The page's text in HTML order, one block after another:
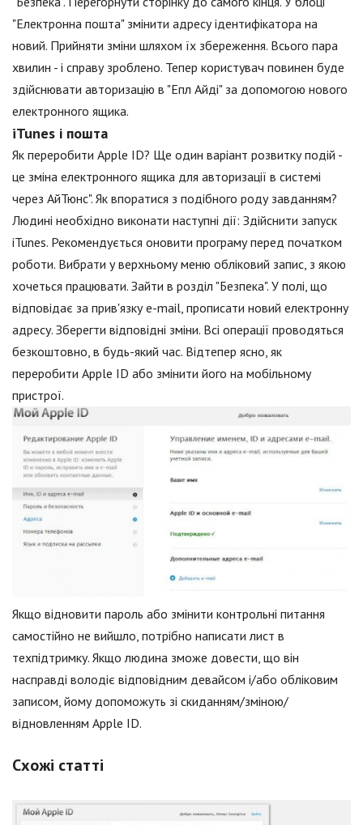
"Електронна пошта" змінити адресу ідентифікатора на
новий. Прийняти зміни шляхом їх збереження. Всього пара
хвилин - і справу зроблено. Тепер користувач повинен буде
здійснювати авторизацію в "Епл Айді" за допомогою нового
електронного ящика.
iTunes і пошта
Як переробити Apple ID? Ще один варіант розвитку подій -
це зміна електронного ящика для авторизації в системі
через АйТюнс". Як впоратися з подібного роду завданням?
Людині необхідно виконати наступні дії: Здійснити запуск
iTunes. Рекомендується оновити програму перед початком
роботи. Вибрати у верхньому меню обліковий запис, з якою
хочеться працювати. Зайти в розділ "Безпека". У полі, що
відповідає за прив'язку e-mail, прописати новий електронну
адресу. Зберегти відповідні зміни. Всі операції проводяться
безкоштовно, в будь-який час. Відтепер ясно, як
переробити Apple ID або змінити його на мобільному
пристрої.
Якщо відновити пароль або змінити контрольні питання
самостійно не вийшло, потрібно написати лист в
техпідтримку. Якщо людина зможе довести, що він
насправді володіє відповідним девайсом і/або обліковим
записом, йому допоможуть зі скиданням/зміною/
відновленням Apple ID.
Схожі статті